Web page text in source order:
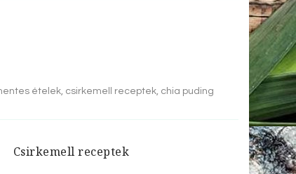
ételek, csirkemell receptek, chia puding
Csirkemell receptek